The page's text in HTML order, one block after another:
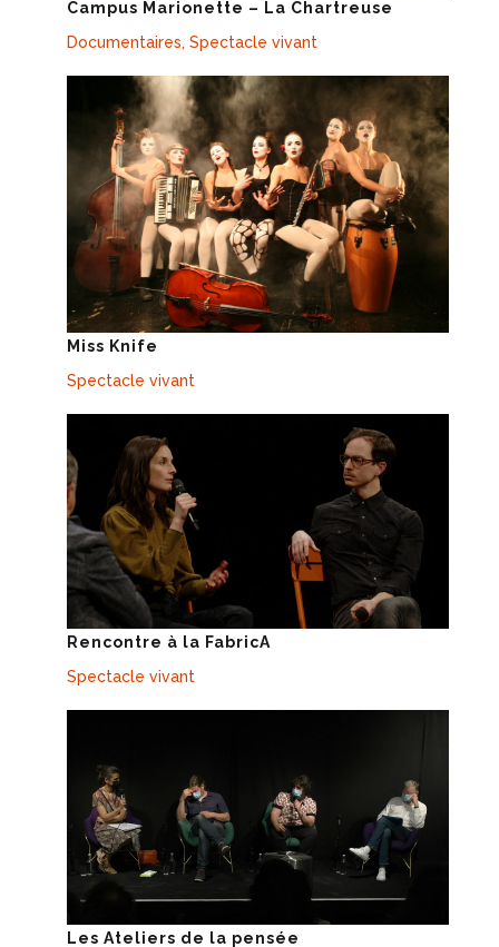
Campus Marionette – La Chartreuse
Documentaires, Spectacle vivant
Miss Knife
Spectacle vivant
Rencontre à la FabricA
Spectacle vivant
Les Ateliers de la pensée